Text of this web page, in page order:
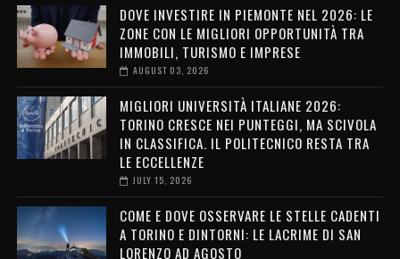
DOVE INVESTIRE IN PIEMONTE NEL 2026: LE
ZONE CON LE MIGLIORI OPPORTUNITÀ TRA
IMMOBILI, TURISMO E IMPRESE
AUGUST 03, 2026
MIGLIORI UNIVERSITÀ ITALIANE 2026:
TORINO CRESCE NEI PUNTEGGI, MA SCIVOLA
IN CLASSIFICA. IL POLITECNICO RESTA TRA
LE ECCELLENZE
JULY 15, 2026
COME E DOVE OSSERVARE LE STELLE CADENTI
A TORINO E DINTORNI: LE LACRIME DI SAN
LORENZO AD AGOSTO